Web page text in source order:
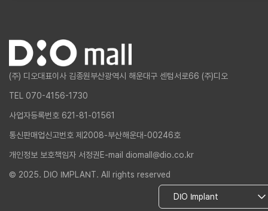
(주) 디오대표이사 김종원부산광역시 해운대구 센텀서로66 (주)디오
TEL 070-4156-1730
사업자등록번호 621-81-01561
통신판매업신고번호 제2008-부산해운대-00246호
개인정보 보호책임자 서정권 E-mail diomall@dio.co.kr
© 2025. DIO IMPLANT. All rights reserved